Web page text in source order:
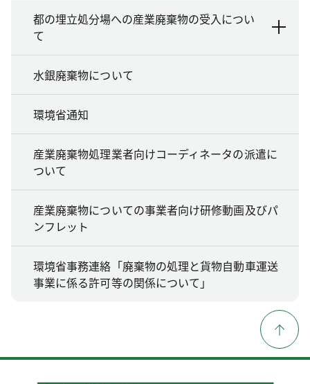
都の埋立処分場への産業廃棄物の受入につい
て
水銀廃棄物について
環境省通知
産業廃棄物処理業者向けコーディネータの派遣に
ついて
産業廃棄物についての事業者向け研修動画及びパ
ンフレット
環境省事務連絡「廃棄物の処理と貨物自動車運送
事業に係る許可等の関係について」